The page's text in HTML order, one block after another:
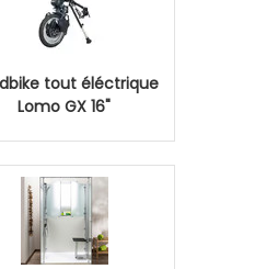
tout éléctrique
Lomo GX 16"